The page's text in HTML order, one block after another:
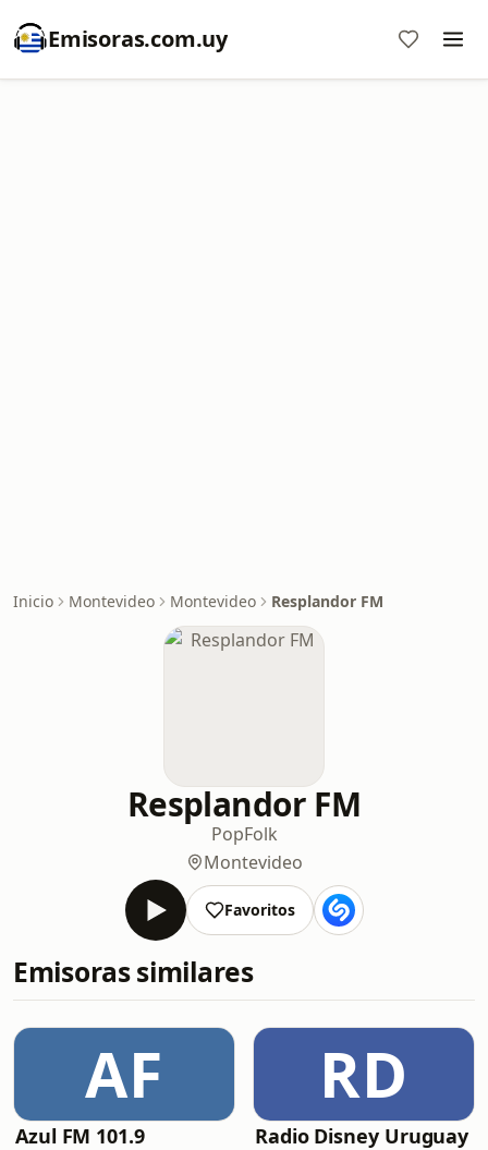
Emisoras.com.uy
Inicio Montevideo Montevideo Resplandor FM
Resplandor FM
PopFolk
Montevideo
Favoritos
Emisoras similares
AF
Azul FM 101.9
RD
Radio Disney Uruguay